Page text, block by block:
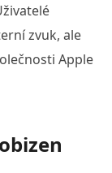
zvuk, ale
Apple